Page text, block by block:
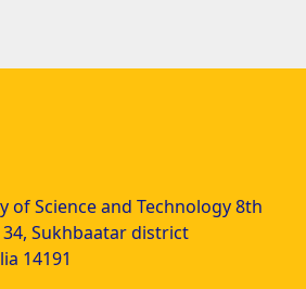
of Science and Technology 8th
Sukhbaatar district
14191